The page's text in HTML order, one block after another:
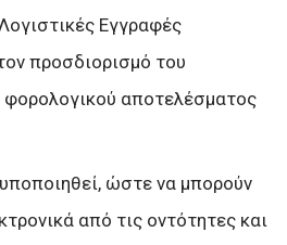
Εγγραφές
προσδιορισμό του
φορολογικού αποτελέσματος
ώστε να μπορούν
από τις οντότητες και